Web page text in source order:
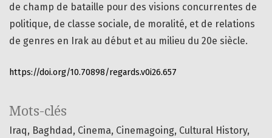
Mots-clés
Iraq Baghdad Cinema Cinemagoing Cultural History
de champ de bataille pour des visions concurrentes de
politique, de classe sociale, de moralité, et de relations
de genres en Irak au début et au milieu du 20e siècle.
https://doi.org/10.70898/regards.v0i26.657